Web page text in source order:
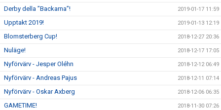
Derby della ”Backarna”! 2019-01-17 11:59
Upptakt 2019! 2019-01-13 12:19
Blomsterberg Cup! 2018-12-27 20:36
Nuläge! 2018-12-17 17:05
Nyförvärv - Jesper Oléhn 2018-12-12 06:49
Nyförvärv - Andreas Pajus 2018-12-11 07:14
Nyförvärv - Oskar Axberg 2018-12-06 06:35
GAMETIME! 2018-11-30 07:26